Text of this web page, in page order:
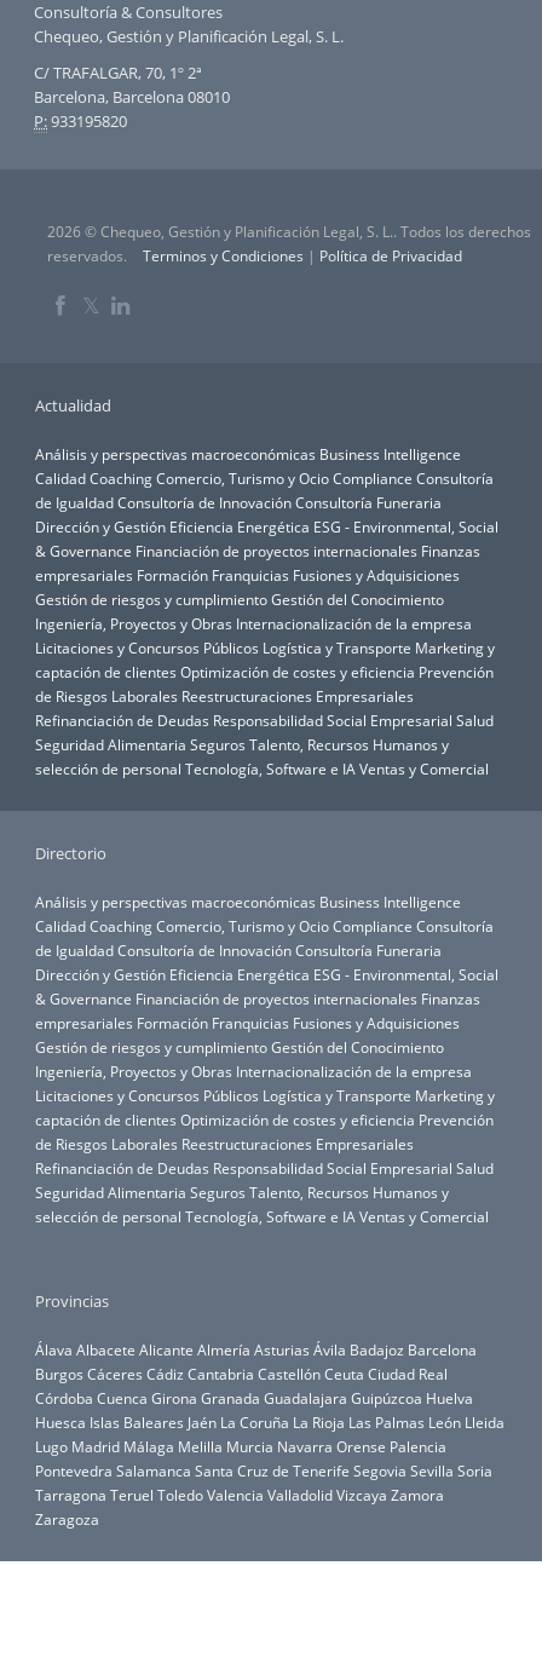
Consultoría & Consultores
Chequeo, Gestión y Planificación Legal, S. L.
C/ TRAFALGAR, 70, 1º 2ª
Barcelona, Barcelona 08010
P:933195820
2026 © Chequeo, Gestión y Planificación Legal, S. L.. Todos los derechos
reservados.
Terminos y Condiciones | Política de Privacidad
𝕏
Actualidad
Análisis y perspectivas macroeconómicas Business Intelligence
CalidadCoachingComercio, Turismo y OcioCompliance Consultoría
de IgualdadConsultoría de InnovaciónConsultoría Funeraria
Dirección y Gestión Eficiencia Energética ESG - Environmental, Social
& Governance Financiación de proyectos internacionales Finanzas
empresariales Formación Franquicias Fusiones y Adquisiciones
Gestión de riesgos y cumplimientoGestión del Conocimiento
Ingeniería, Proyectos y Obras Internacionalización de la empresa
Licitaciones y Concursos Públicos Logística y Transporte Marketing y
captación de clientes Optimización de costes y eficiencia Prevención
de Riesgos Laborales Reestructuraciones Empresariales
Refinanciación de Deudas Responsabilidad Social Empresarial Salud
Seguridad Alimentaria Seguros Talento, Recursos Humanos y
selección de personal Tecnología, Software e IAVentas y Comercial
Directorio
Análisis y perspectivas macroeconómicas Business Intelligence
CalidadCoachingComercio, Turismo y OcioCompliance Consultoría
de IgualdadConsultoría de InnovaciónConsultoría Funeraria
Dirección y Gestión Eficiencia Energética ESG - Environmental, Social
& Governance Financiación de proyectos internacionales Finanzas
empresariales Formación Franquicias Fusiones y Adquisiciones
Gestión de riesgos y cumplimientoGestión del Conocimiento
Ingeniería, Proyectos y Obras Internacionalización de la empresa
Licitaciones y Concursos Públicos Logística y Transporte Marketing y
captación de clientes Optimización de costes y eficiencia Prevención
de Riesgos Laborales Reestructuraciones Empresariales
Refinanciación de Deudas Responsabilidad Social Empresarial Salud
Seguridad Alimentaria Seguros Talento, Recursos Humanos y
selección de personal Tecnología, Software e IAVentas y Comercial
Provincias
Álava Albacete Alicante Almería Asturias Ávila Badajoz Barcelona
Burgos Cáceres Cádiz Cantabria CastellónCeuta Ciudad Real
Córdoba Cuenca Girona Granada Guadalajara Guipúzcoa Huelva
Huesca Islas Baleares Jaén La Coruña La Rioja Las Palmas León Lleida
Lugo Madrid Málaga Melilla Murcia Navarra Orense Palencia
Pontevedra Salamanca Santa Cruz de Tenerife Segovia Sevilla Soria
Tarragona Teruel ToledoValencia ValladolidVizcaya Zamora
Zaragoza